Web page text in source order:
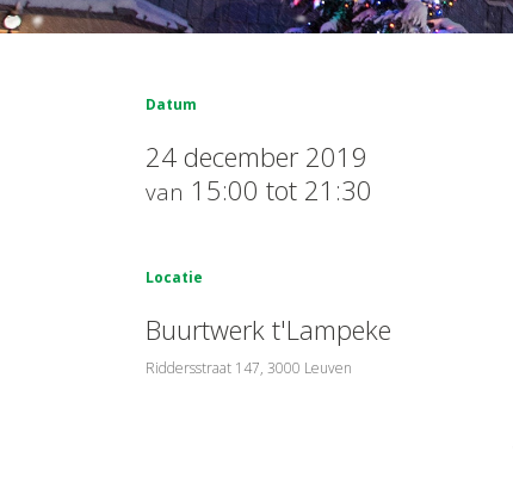
Datum
24 december 2019
van 15:00 tot 21:30
Locatie
Buurtwerk t'Lampeke
Riddersstraat 147, 3000 Leuven